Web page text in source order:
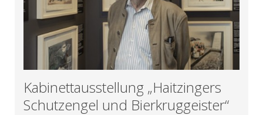
Kabinettausstellung „Haitzingers
Schutzengel und Bierkruggeister“